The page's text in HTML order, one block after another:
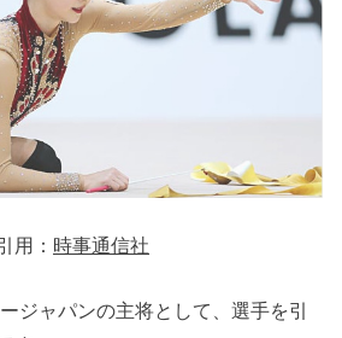
用： 時事通信社
ジャパンの主将として、選手を引